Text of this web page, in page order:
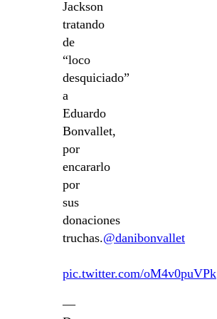
Jackson
tratando
de
“loco
desquiciado”
a
Eduardo
Bonvallet,
por
encararlo
por
sus
donaciones
truchas.@danibonvallet
pic.twitter.com/oM4v0puVPk
—